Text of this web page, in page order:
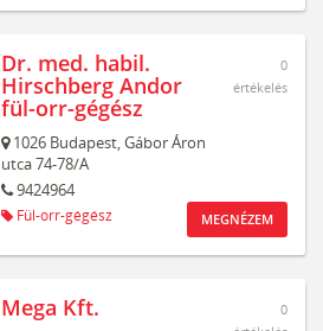
Dr. med. habil.
Hirschberg Andor
fül-orr-gégész
1026 Budapest,Gábor Áron
utca 74-78/A
9424964
Fül-orr-gégész
0
értékelés
MEGNÉZEM
Mega Kft.
0